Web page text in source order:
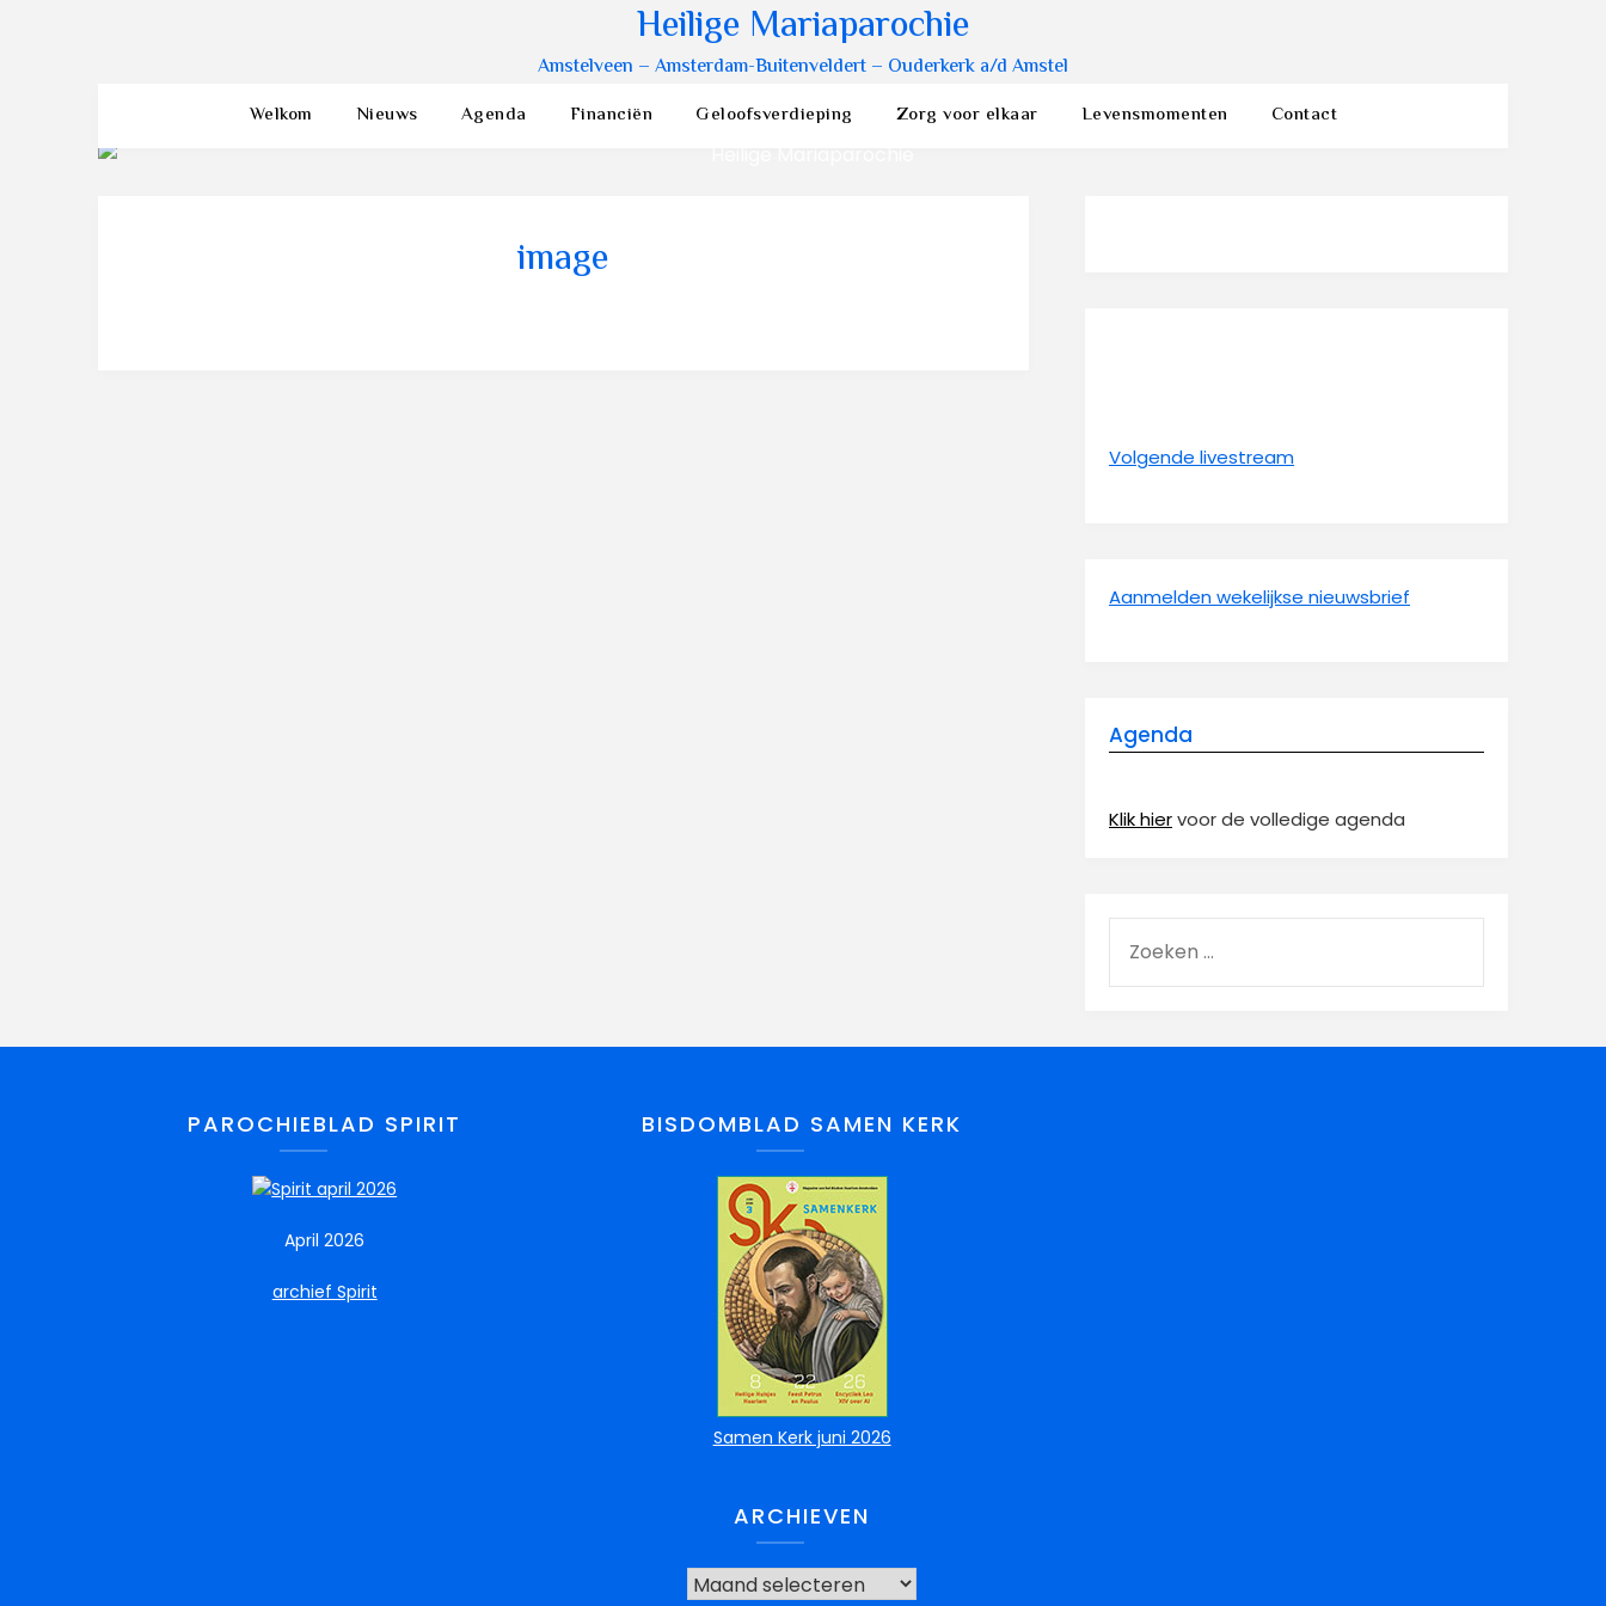
Heilige Mariaparochie
Amstelveen – Amsterdam-Buitenveldert – Ouderkerk a/d Amstel
Welkom Nieuws Agenda Financiën Geloofsverdieping Zorg voor elkaar Levensmomenten Contact
image
Volgende livestream
Aanmelden wekelijkse nieuwsbrief
Agenda
Klik hiervoor de volledige agenda
PAROCHIEBLAD SPIRIT
April 2026
archief Spirit
BISDOMBLAD SAMEN KERK
Samen Kerk juni 2026
ARCHIEVEN